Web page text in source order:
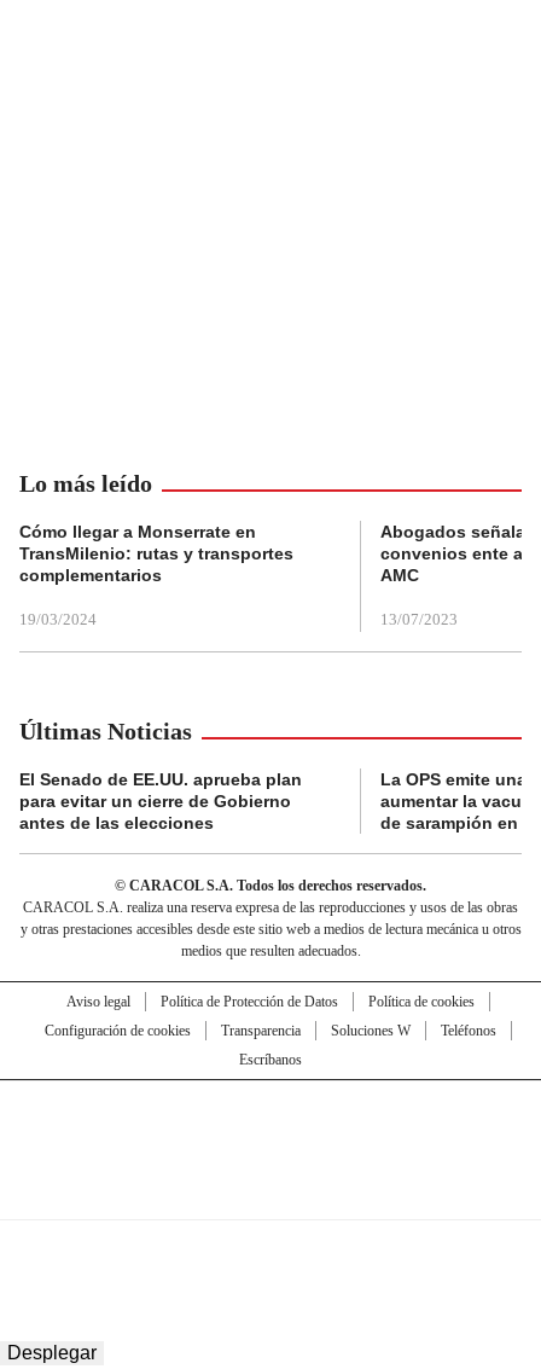
Lo más leído
Cómo llegar a Monserrate en
TransMilenio: rutas y transportes
complementarios
19/03/2024
Abogados
convenios ente
AMC
13/07/2023
Últimas Noticias
El Senado de EE.UU. aprueba plan
para evitar un cierre de Gobierno
antes de las elecciones
La OPS emite una
aumentar la
de sarampión en
© CARACOL S.A. Todos los derechos reservados.
CARACOL S.A. realiza una reserva expresa de las reproducciones y usos de las obras
y otras prestaciones accesibles desde este sitio web a medios de lectura mecánica u otros
medios que resulten adecuados.
Aviso legal Política de Protección de Datos
Política de cookies
Configuración de cookies
Transparencia Soluciones W
Teléfonos
Escríbanos
Desplegar